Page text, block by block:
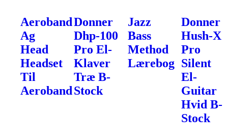
Aeroband
Ag
Head
Headset
Til
Aeroband
Donner
Dhp-100
Pro El-
Klaver
Træ B-
Stock
Jazz
Bass
Method
Lærebog
Donner
Hush-X
Pro
Silent
El-
Guitar
Hvid B-
Stock